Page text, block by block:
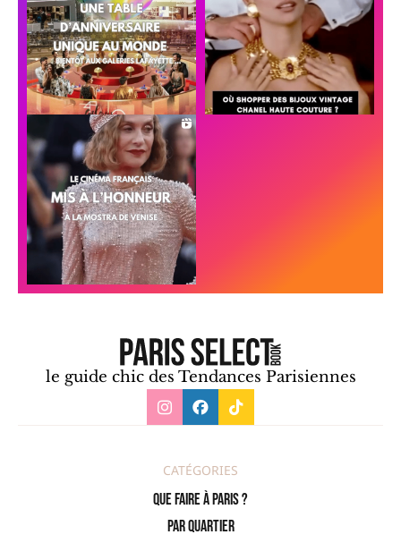
le guide chic des Tendances Parisiennes
CATÉGORIES
Que faire à Paris ?
PAR QUARTIER